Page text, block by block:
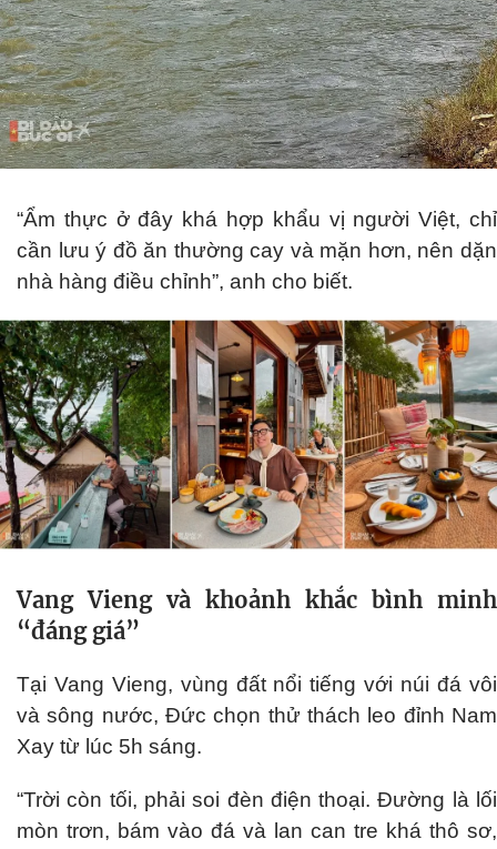
“Ẩm thực ở đây khá hợp khẩu vị người Việt, chỉ
cần lưu ý đồ ăn thường cay và mặn hơn, nên dặn
nhà hàng điều chỉnh”, anh cho biết.
Vang Vieng và khoảnh khắc bình minh
“đáng giá”
Tại Vang Vieng, vùng đất nổi tiếng với núi đá vôi
và sông nước, Đức chọn thử thách leo đỉnh Nam
Xay từ lúc 5h sáng.
“Trời còn tối, phải soi đèn điện thoại. Đường là lối
mòn trơn, bám vào đá và lan can tre khá thô sơ,